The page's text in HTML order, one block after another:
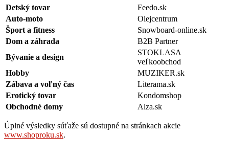
Detský tovar
Feedo.sk
Auto-moto
Olejcentrum
Šport a fitness
Snowboard-online.sk
Dom a záhrada
B2B Partner
Bývanie a design
STOKLASA
veľkoobchod
Hobby
MUZIKER.sk
Zábava a voľný čas
Literama.sk
Erotický tovar
Kondomshop
Obchodné domy
Alza.sk
Úplné výsledky súťaže sú dostupné na stránkach akcie
www.shoproku.sk.